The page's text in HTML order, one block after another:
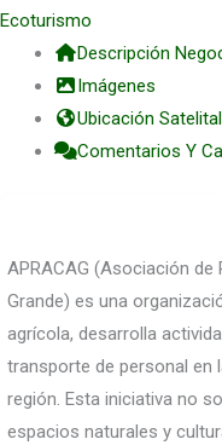
Ecoturismo
Descripción
Imágenes
Ubicación Satelital
Comentarios Y
APRACAG (Asociación
Grande) es una
agrícola, desarrolla
transporte de personal en
región. Esta iniciativa no
espacios naturales y